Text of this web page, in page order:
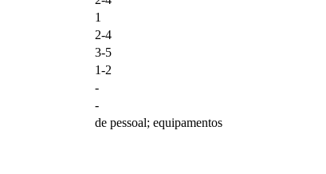
1
2-4
3-5
1-2
-
-
de pessoal; equipamentos